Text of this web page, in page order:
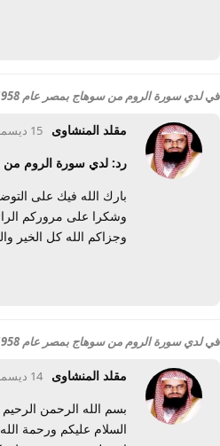
فيلدي سورة الروم من سوهاج بمصر عام 1958 !!
مقلد المنشاوى 15 ديسمبر 2009
رد: لدي سورة الروم من
بارك الله فيك على
وشكرا على مروركم
وجزاكم الله كل الخير
فيلدي سورة الروم من سوهاج بمصر عام 1958 !!
مقلد المنشاوى 14 ديسمبر 2009
بسم الله الرحمن الرحيم
السلام عليكم ورحمة